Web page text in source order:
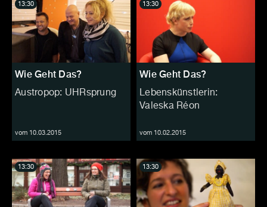
Wie Geht Das?
Austropop: UHRsprung
vom 10.03.2015
13:30
Wie Geht Das?
Lebenskünstlerin:
Valeska Réon
vom 10.02.2015
13:30
13:30 13:30